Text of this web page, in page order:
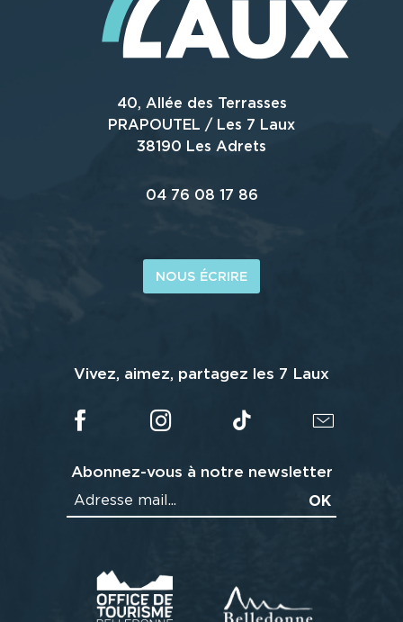
40, Allée des Terrasses
PRAPOUTEL / Les 7 Laux
38190 Les Adrets
04 76 08 17 86
NOUS ÉCRIRE
Vivez, aimez, partagez les 7 Laux
Abonnez-vous à notre newsletter